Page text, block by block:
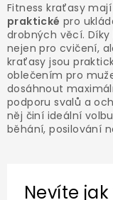
Fitness kraťasy
praktické pro
drobných věcí.
nejen pro cvičení,
kraťasy jsou
oblečením pro
dosáhnout
podporu svalů a
něj činí ideální
běhání, posilování
Nevíte